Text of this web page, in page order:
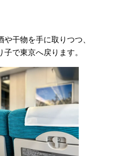
干物を手に取りつつ、
で東京へ戻ります。